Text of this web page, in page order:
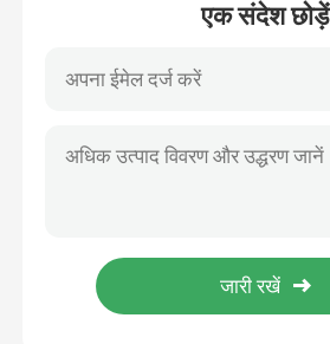
एक संदेश छोड़ें